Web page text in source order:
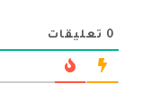
0 تعليقات